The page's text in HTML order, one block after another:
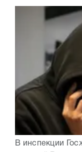
В инспекции